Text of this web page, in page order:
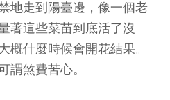
地走到陽臺邊，像一個老
著這些菜苗到底活了沒
概什麼時候會開花結果。
謂煞費苦心。